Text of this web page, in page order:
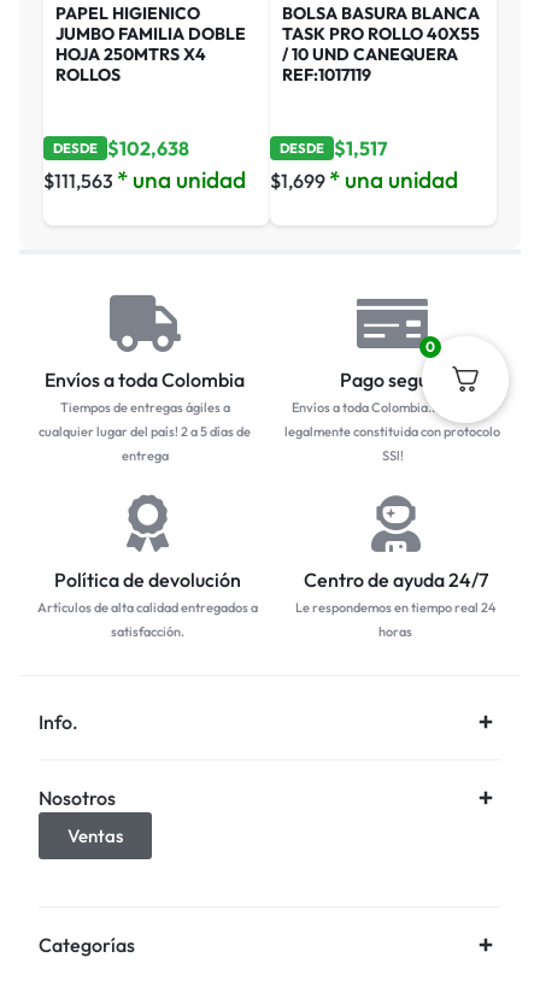
PAPEL HIGIENICO
JUMBO FAMILIA DOBLE
HOJA 250MTRS X4
ROLLOS
DESDE $102,638
$111,563 * una unidad
BOLSA BASURA BLANCA
TASK PRO ROLLO 40X55
/ 10 UND CANEQUERA
REF:1017119
DESDE $1,517
$1,699 * una unidad
Envíos a toda Colombia
Tiempos de entregas ágiles a
cualquier lugar del país! 2 a 5 días de
entrega
Pago seguro
Envíos a toda Colombia... Empresa
legalmente constituida con protocolo
SSl!
Política de devolución
Artículos de alta calidad entregados a
satisfacción.
Centro de ayuda 24/7
Le respondemos en tiempo real 24
horas
Info.
Nosotros
Ventas
Categorías
0